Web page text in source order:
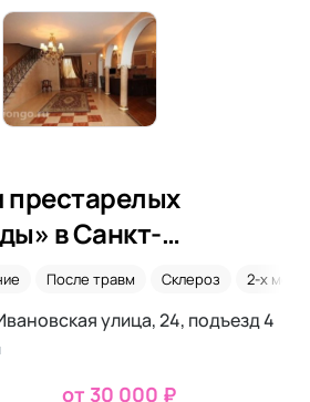
в Санкт-
После травм Склероз 2-х
улица, 24, подъезд 4
от 30 000 ₽